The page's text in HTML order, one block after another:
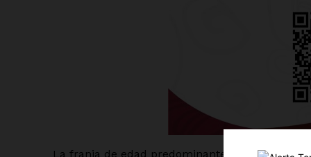
Del
La franja de edad predominante es de 30 a 45